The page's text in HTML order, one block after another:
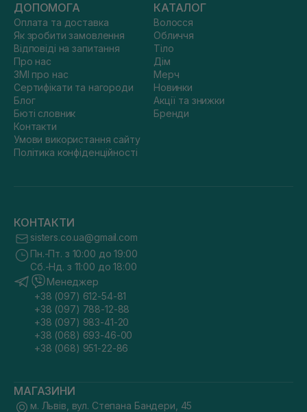
ДОПОМОГА
Оплата та доставка
Як зробити замовлення
Відповіді на запитання
Про нас
ЗМІ про нас
Сертифікати та нагороди
Блог
Бюті словник
Контакти
Умови використання сайту
Політика конфіденційності
КАТАЛОГ
Волосся
Обличчя
Тіло
Дім
Мерч
Новинки
Акції та знижки
Бренди
КОНТАКТИ
sisters.co.ua@gmail.com
Пн.-Пт. з 10:00 до 19:00
Сб.-Нд. з 11:00 до 18:00
Менеджер
+38 (097) 612-54-81
+38 (097) 788-12-88
+38 (097) 983-41-20
+38 (068) 693-46-00
+38 (068) 951-22-86
МАГАЗИНИ
м. Львів, вул. Степана Бандери, 45